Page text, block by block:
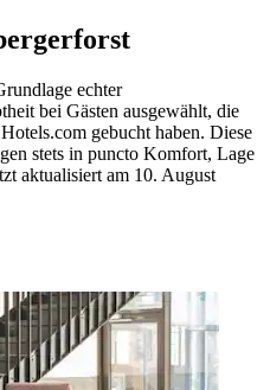
echter
bei Gästen ausgewählt, die
gebucht haben. Diese
stets in puncto Komfort, Lage
aktualisiert am 10. August